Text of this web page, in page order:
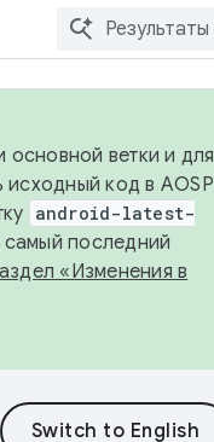
ветки и для
код в AOSP
android-latest-
самый последний
«Изменения в